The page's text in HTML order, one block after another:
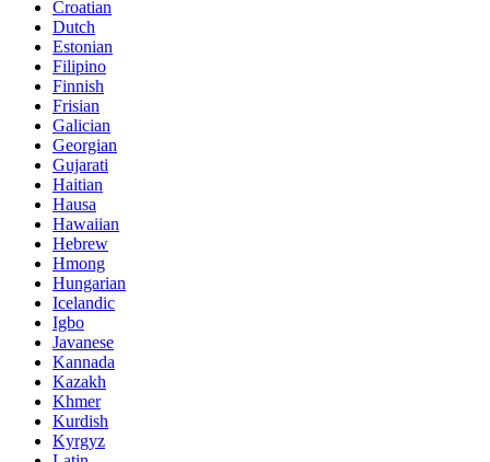
Croatian
Dutch
Estonian
Filipino
Finnish
Frisian
Galician
Georgian
Gujarati
Haitian
Hausa
Hawaiian
Hebrew
Hmong
Hungarian
Icelandic
Igbo
Javanese
Kannada
Kazakh
Khmer
Kurdish
Kyrgyz